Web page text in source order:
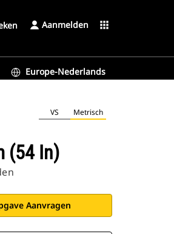
Aanmelden apps
Europe-Nederlands
VS Metrisch
(54 In)
Aanvragen